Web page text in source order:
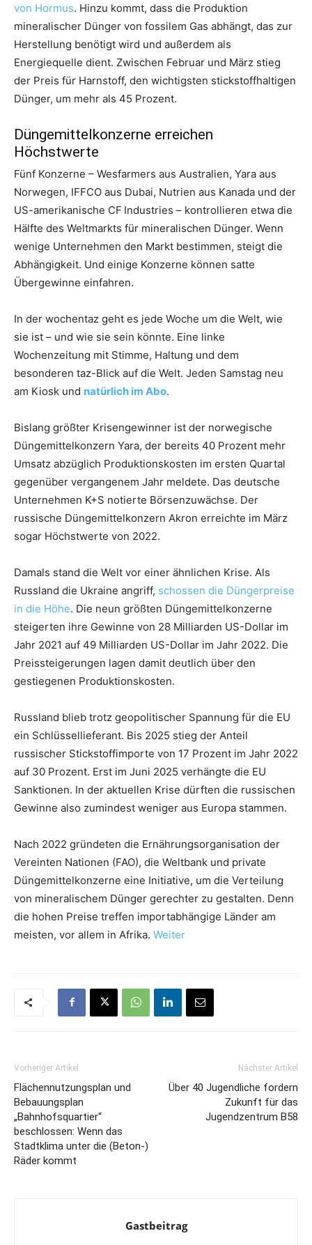
von Hormus. Hinzu kommt, dass die Produktion
mineralischer Dünger von fossilem Gas abhängt, das zur
Herstellung benötigt wird und außerdem als
Energiequelle dient. Zwischen Februar und März stieg
der Preis für Harnstoff, den wichtigsten stickstoffhaltigen
Dünger, um mehr als 45 Prozent.
Düngemittelkonzerne erreichen
Höchstwerte
Fünf Konzerne – Wesfarmers aus Australien, Yara aus
Norwegen, IFFCO aus Dubai, Nutrien aus Kanada und der
US-amerikanische CF Industries – kontrollieren etwa die
Hälfte des Weltmarkts für mineralischen Dünger. Wenn
wenige Unternehmen den Markt bestimmen, steigt die
Abhängigkeit. Und einige Konzerne können satte
Übergewinne einfahren.
In der wochentaz geht es jede Woche um die Welt, wie
sie ist – und wie sie sein könnte. Eine linke
Wochenzeitung mit Stimme, Haltung und dem
besonderen taz-Blick auf die Welt. Jeden Samstag neu
am Kiosk und natürlich im Abo.
Bislang größter Krisengewinner ist der norwegische
Düngemittelkonzern Yara, der bereits 40 Prozent mehr
Umsatz abzüglich Produktionskosten im ersten Quartal
gegenüber vergangenem Jahr meldete. Das deutsche
Unternehmen K+S notierte Börsenzuwächse. Der
russische Düngemittelkonzern Akron erreichte im März
sogar Höchstwerte von 2022.
Damals stand die Welt vor einer ähnlichen Krise. Als
Russland die Ukraine angriff, schossen die Düngerpreise
in die Höhe. Die neun größten Düngemittelkonzerne
steigerten ihre Gewinne von 28 Milliarden US-Dollar im
Jahr 2021 auf 49 Milliarden US-Dollar im Jahr 2022. Die
Preissteigerungen lagen damit deutlich über den
gestiegenen Produktionskosten.
Russland blieb trotz geopolitischer Spannung für die EU
ein Schlüssellieferant. Bis 2025 stieg der Anteil
russischer Stickstoffimporte von 17 Prozent im Jahr 2022
auf 30 Prozent. Erst im Juni 2025 verhängte die EU
Sanktionen. In der aktuellen Krise dürften die russischen
Gewinne also zumindest weniger aus Europa stammen.
Nach 2022 gründeten die Ernährungsorganisation der
Vereinten Nationen (FAO), die Weltbank und private
Düngemittelkonzerne eine Initiative, um die Verteilung
von mineralischem Dünger gerechter zu gestalten. Denn
die hohen Preise treffen importabhängige Länder am
meisten, vor allem in Afrika. Weiter
Vorheriger Artikel
Flächennutzungsplan und
Bebauungsplan
„Bahnhofsquartier“
beschlossen: Wenn das
Stadtklima unter die (Beton-)
Räder kommt
Nächster Artikel
Über 40 Jugendliche fordern
Zukunft für das
Jugendzentrum B58
Gastbeitrag